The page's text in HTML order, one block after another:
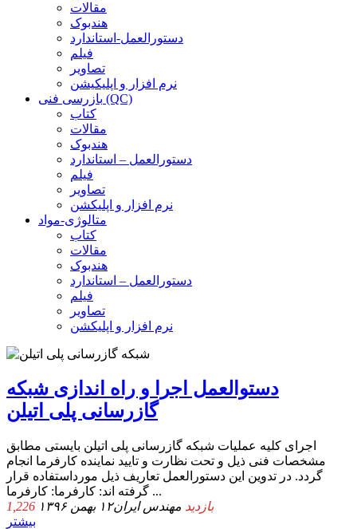
مقالات
هندبوک
دستورالعمل-استاندارد
فیلم
تصاویر
نرم افزار و اپلیکیشن
بازرسی فنی (QC)
کتاب
مقالات
هندبوک
دستورالعمل – استاندارد
فیلم
تصاویر
نرم افزار و اپلیکشن
متالوژی-مواد
کتاب
مقالات
هندبوک
دستورالعمل – استاندارد
فیلم
تصاویر
نرم افزار و اپلیکشن
دستوالعمل اجرا و راه اندازی شبکه
گازرسانی پلی اتیلن
اجرای کلیه عملیات شبکه گازرسانی پلی اتیلن بایستی مطابق
مشخصات فنی ذیل و تحت نظارت و تایید نماینده کارفرما انجام
گردد. در تدوین این دستورالعمل تعاریف ذیل مورداستفاده قرار
گرفته اند: کارفرما: کارفرما ...
1,226 بازدید مهندس ایران۱۲ بهمن ۱۳۹۶
بیشتر